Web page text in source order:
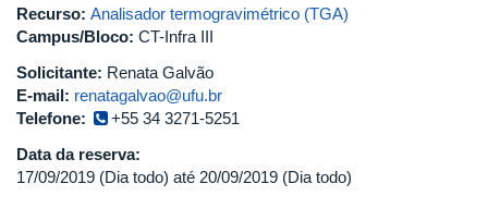
Recurso: Analisador termogravimétrico (TGA)
Campus/Bloco: CT-Infra III
Solicitante: Renata Galvão
E-mail: renatagalvao@ufu.br
Telefone:
+55 34 3271-5251
Data da reserva:
17/09/2019 (Dia todo) até 20/09/2019 (Dia todo)